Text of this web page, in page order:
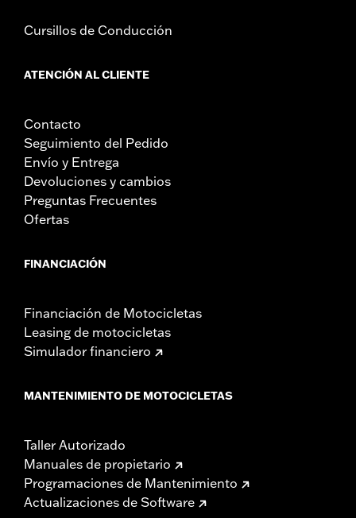
Cursillos de Conducción
ATENCIÓN AL CLIENTE
Contacto
Seguimiento del Pedido
Envío y Entrega
Devoluciones y cambios
Preguntas Frecuentes
Ofertas
FINANCIACIÓN
Financiación de Motocicletas
Leasing de motocicletas
Simulador financiero
MANTENIMIENTO DE MOTOCICLETAS
Taller Autorizado
Manuales de propietario
Programaciones de Mantenimiento
Actualizaciones de Software